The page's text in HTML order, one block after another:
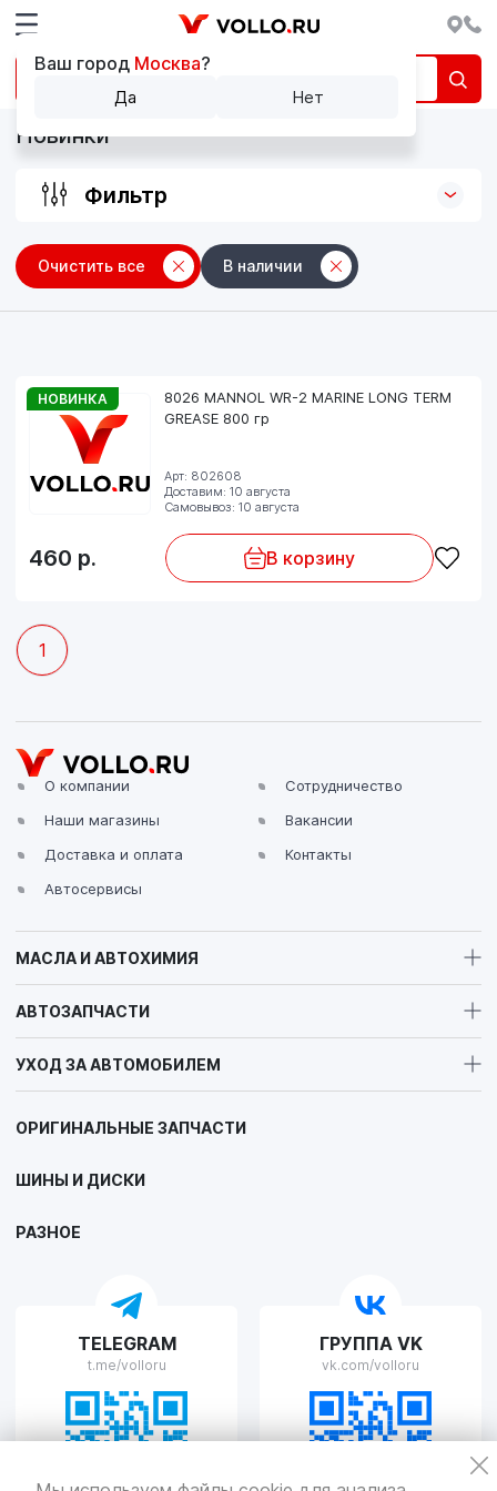
Новинки
Фильтр
Очистить все В наличии
8026 MANNOL WR-2 MARINE LONG TERM
GREASE 800 гр
Арт: 802608
Доставим: 10 августа
Самовывоз: 10 августа
460 р. В корзину
НОВИНКА
1
О компании
Наши магазины
Доставка и оплата
Автосервисы
Сотрудничество
Вакансии
Контакты
МАСЛА И АВТОХИМИЯ
АВТОЗАПЧАСТИ
УХОД ЗА АВТОМОБИЛЕМ
ОРИГИНАЛЬНЫЕ ЗАПЧАСТИ
ШИНЫ И ДИСКИ
РАЗНОЕ
TELEGRAM
t.me/volloru
ГРУППА VK
vk.com/volloru
Ваш город Москва?
Да Нет